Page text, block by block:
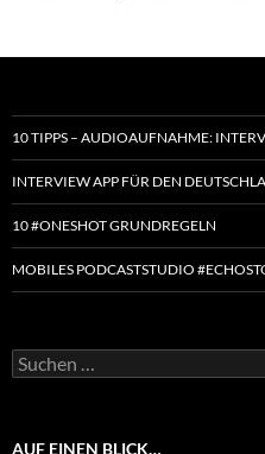
10 TIPPS – AUDIOAUFNAHME:
INTERVIEW APP FÜR DEN
10 #ONESHOT GRUNDREGELN
MOBILES PODCASTSTUDIO
Suchen
nach:
AUF EINEN BLICK…